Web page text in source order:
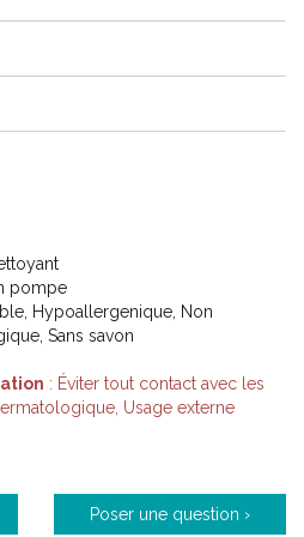
à certains traitements
pompe
Hypoallergenique, Non
Sans savon
: Éviter tout contact avec les
Usage externe
Poser une question ›